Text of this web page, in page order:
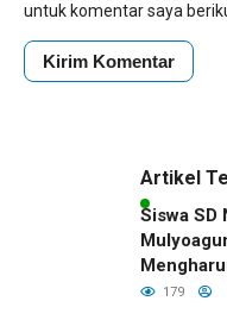
untuk komentar saya
Artikel
Siswa SD
179